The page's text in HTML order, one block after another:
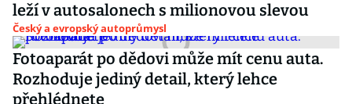
leží v autosalonech s milionovou slevou
Český a evropský autoprůmysl
Fotoaparát po dědovi může mít cenu auta.
Rozhoduje jediný detail, který lehce
přehlédnete